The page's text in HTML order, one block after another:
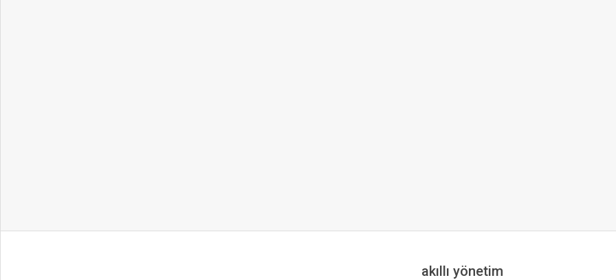
akıllı yönetim